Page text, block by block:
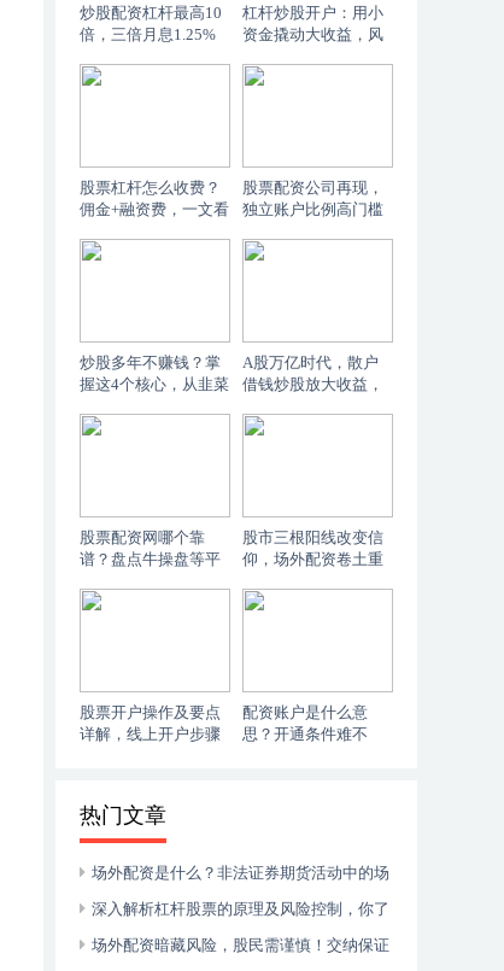
炒股配资杠杆最高10
倍，三倍月息1.25%
杠杆炒股开户：用小
资金撬动大收益，风
股票杠杆怎么收费？
佣金+融资费，一文看
股票配资公司再现，
独立账户比例高门槛
炒股多年不赚钱？掌
握这4个核心，从韭菜
A股万亿时代，散户
借钱炒股放大收益，
股票配资网哪个靠
谱？盘点牛操盘等平
比
股市三根阳线改变信
仰，场外配资卷土重
劝散户莫碰
股票开户操作及要点
详解，线上开户步骤
配资账户是什么意
思？开通条件难不
热门文章
场外配资是什么？非法证券期货活动中的场
外配资行为模式解析
深入解析杠杆股票的原理及风险控制，你了
解多少？
场外配资暗藏风险，股民需谨慎！交纳保证